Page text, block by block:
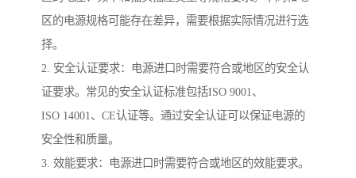
区的电源规格可能存在差异，需要根据实际情况进行选
择。
2. 安全认证要求：电源进口时需要符合或地区的安全认
证要求。常见的安全认证标准包括ISO 9001、
ISO 14001、CE认证等。通过安全认证可以保证电源的
安全性和质量。
3. 效能要求：电源进口时需要符合或地区的效能要求。